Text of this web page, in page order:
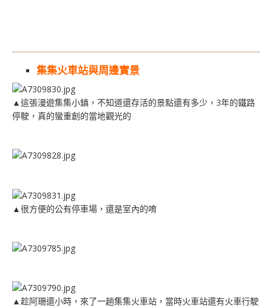
集集火車站與周邊實景
▲這張漫遊集集小鎮，不知道還存活的景點還有多少，3年的鐵路
停駛，真的蠻重創的當地觀光的
▲很方便的公有停車場，還是室內的唷
▲趁阿珊還小時，來了一趟集集火車站，當時火車站還有火車行駛